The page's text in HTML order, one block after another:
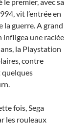
vit l’entrée en
la guerre. A grand
infligea une raclée
la Playstation
contre
fois, Sega
les rouleaux